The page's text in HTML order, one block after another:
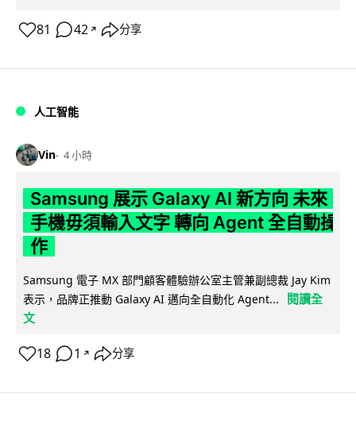
81 42 ↗ 分享
人工智能
Vin 4 小時
Samsung 展示 Galaxy AI 新方向 未來
手機毋須輸入文字 轉向 Agent 全自動操
作
Samsung 電子 MX 部門顧客體驗辦公室主管兼副總裁 Jay Kim
表示，品牌正推動 Galaxy AI 邁向全自動化 Agent...
閱讀全
文
18 1 ↗ 分享